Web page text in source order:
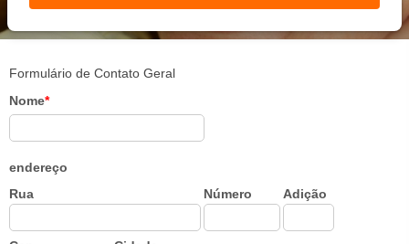
Formulário de Contato Geral
Nome*
endereço
Rua
Número Adição